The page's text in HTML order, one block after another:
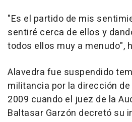
"Es el partido de mis
sentiré cerca de ellos y
todos ellos muy a menudo",
Alavedra fue suspendido
militancia por la dirección de
2009 cuando el juez de la
Baltasar Garzón decretó su